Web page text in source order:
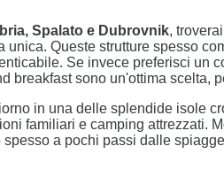
Spalato e Dubrovnik,
unica. Queste strutture spesso
Se invece preferisci un
breakfast sono un'ottima scelta,
in una delle splendide isole
familiari e camping attrezzati.
a pochi passi dalle